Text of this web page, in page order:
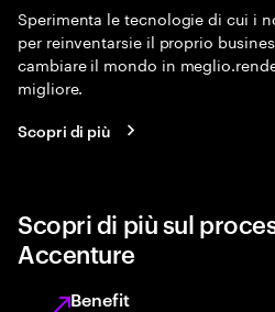
Sperimenta le tecnologie di cui i
per reinventarsie il proprio
cambiare il mondo in
migliore.
Scopri di più
Scopri di più sul
Accenture
Benefit